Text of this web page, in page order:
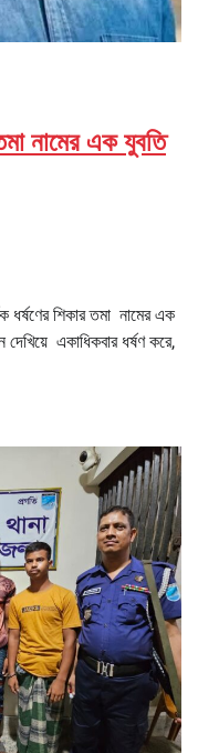
নামের এক যুবতি
ধর্ষণের শিকার তমা নামের এক
একাধিকবার ধর্ষণ করে,